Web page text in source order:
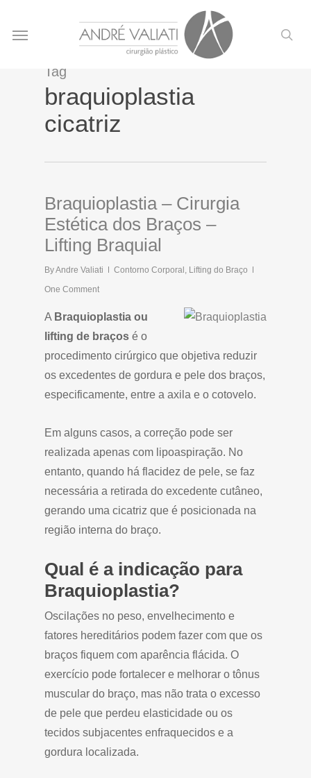
Tag
braquioplastia
cicatriz
Braquioplastia – Cirurgia
Estética dos Braços –
Lifting Braquial
ByAndre Valiati Contorno Corporal , Lifting do Braço
One Comment
A Braquioplastia ou
lifting de braços é o
procedimento cirúrgico que objetiva reduzir
os excedentes de gordura e pele dos braços,
especificamente, entre a axila e o cotovelo.
Em alguns casos, a correção pode ser
realizada apenas com lipoaspiração. No
entanto, quando há flacidez de pele, se faz
necessária a retirada do excedente cutâneo,
gerando uma cicatriz que é posicionada na
região interna do braço.
Qual é a indicação para
Braquioplastia?
Oscilações no peso, envelhecimento e
fatores hereditários podem fazer com que os
braços fiquem com aparência flácida. O
exercício pode fortalecer e melhorar o tônus
muscular do braço, mas não trata o excesso
de pele que perdeu elasticidade ou os
tecidos subjacentes enfraquecidos e a
gordura localizada.